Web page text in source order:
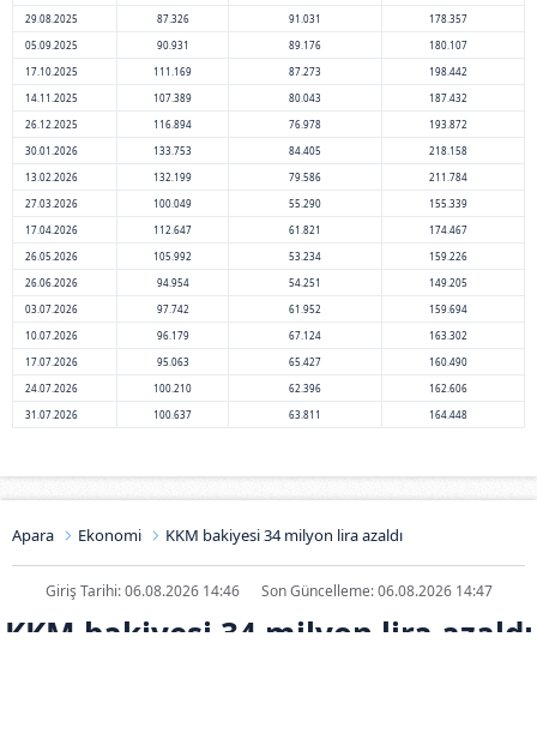
29.08.2025
87.326 91.031
178.357
05.09.2025
90.931 89.176
180.107
17.10.2025
111.169 87.273
198.442
14.11.2025
107.389 80.043
187.432
26.12.2025
116.894 76.978
193.872
30.01.2026
133.753 84.405
218.158
13.02.2026
132.199 79.586
211.784
27.03.2026
100.049 55.290
155.339
17.04.2026
112.647 61.821
174.467
26.05.2026
105.992 53.234
159.226
26.06.2026
94.954 54.251
149.205
03.07.2026
97.742 61.952
159.694
10.07.2026
96.179 67.124
163.302
17.07.2026
95.063 65.427
160.490
24.07.2026
100.210 62.396
162.606
31.07.2026
100.637 63.811 164.448
Apara Ekonomi KKM bakiyesi 34 milyon lira azaldı
Giriş Tarihi: 06.08.2026 14:46 Son Güncelleme: 06.08.2026 14:47
KKM bakiyesi 34 milyon lira azaldı